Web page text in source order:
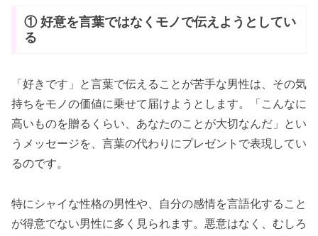
① 好意を言葉ではなくモノで伝えようとしてい
る
「好きです」と言葉で伝えることが苦手な男性は、その気
持ちをモノの価値に乗せて届けようとします。「こんなに
高いものを贈るくらい、あなたのことが大切なんだ」とい
うメッセージを、言葉の代わりにプレゼントで表現してい
るのです。
特にシャイな性格の男性や、自分の感情を言語化すること
が得意でない男性に多く見られます。悪意はなく、むしろ